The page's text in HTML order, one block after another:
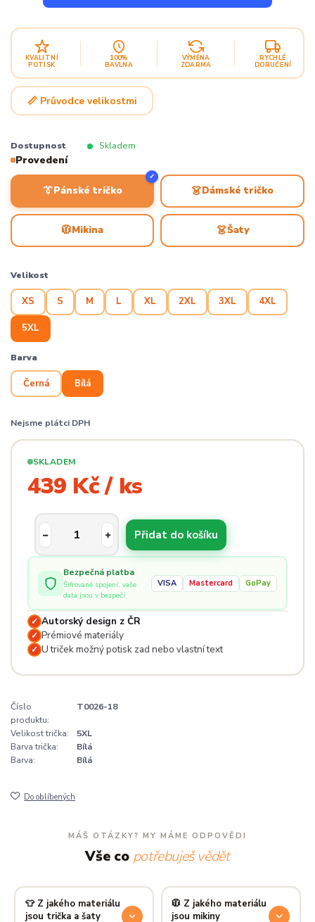
KVALITNÍ
POTISK
100%
BAVLNA
VÝMĚNA
ZDARMA
RYCHLÉ
DORUČENÍ
📏 Průvodce velikostmi
Dostupnost Skladem
Provedení
👔Pánské tričko
✓
👗Dámské tričko
🧥Mikina 👗Šaty
Velikost
XS S M L XL 2XL 3XL 4XL
5XL
Barva
Černá Bílá
Nejsme plátci DPH
SKLADEM
439 Kč / ks
Přidat do košíku
Bezpečná platba
Šifrované spojení, vaše
data jsou v bezpečí
VISA Mastercard GoPay
✓ Autorský design z ČR
✓ Prémiové materiály
✓ U triček možný potisk zad nebo vlastní text
Číslo
produktu:
T0026-18
Velikost trička:
5XL
Barva trička:
Bílá
Barva:
Bílá
Do oblíbených
MÁŠ OTÁZKY? MY MÁME ODPOVĚDI
Vše co potřebuješ vědět
👕 Z jakého materiálu
jsou trička a šaty
🧥 Z jakého materiálu
jsou mikiny